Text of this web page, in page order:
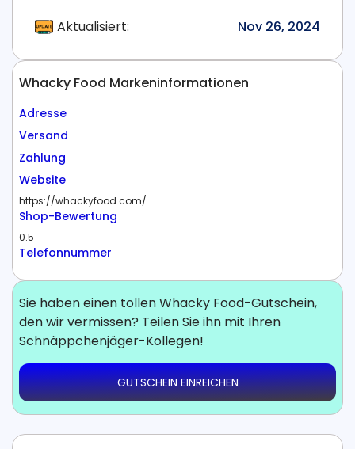
Aktualisiert: Nov 26, 2024
Whacky Food Markeninformationen
Adresse
Versand
Zahlung
Website
https://whackyfood.com/
Shop-Bewertung
0.5
Telefonnummer
Sie haben einen tollen Whacky Food-Gutschein,
den wir vermissen? Teilen Sie ihn mit Ihren
Schnäppchenjäger-Kollegen!
GUTSCHEIN EINREICHEN